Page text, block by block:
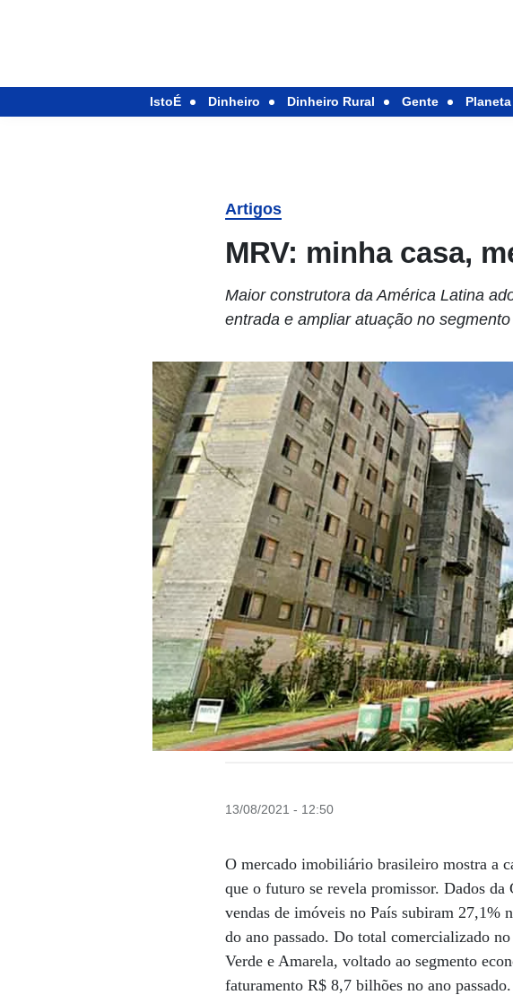
IstoÉ Dinheiro Dinheiro Rural Gente Planeta
Artigos
MRV: minha casa,
Maior construtora da América Latina
entrada e ampliar atuação no
13/08/2021 - 12:50
O mercado imobiliário brasileiro mostra a
que o futuro se revela promissor. Dados
vendas de imóveis no País subiram 27,1%
do ano passado. Do total comercializado
Verde e Amarela, voltado ao segmento
faturamento R$ 8,7 bilhões no ano